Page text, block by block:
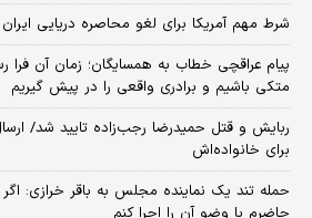
شرط مهم آمریکا برای لغو محاصره دریایی ایران
پیام عراقچی خطاب به همسایگان؛ زمان آن
متکی باشیم و برادری واقعی را در پیش گیریم
ربایش و قتل حمیدرضا رجب‌زاده تایید شد/
برای خانواده‌اش
حمله تند یک نماینده مجلس به باقر خرازی: